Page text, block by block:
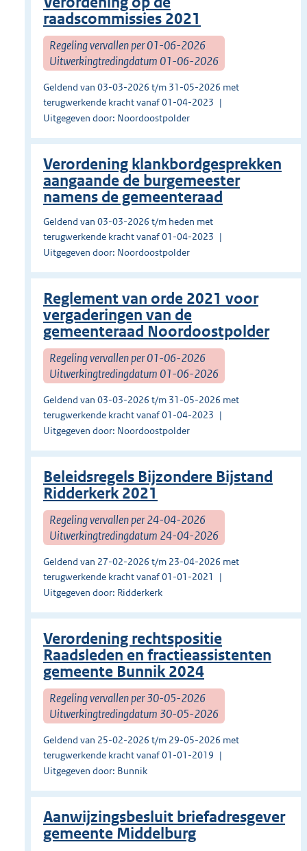
raadscommissies 2021
Regeling vervallen per 01-06-2026
Uitwerkingtredingdatum 01-06-2026
Geldend van 03-03-2026 t/m 31-05-2026 met
terugwerkende kracht vanaf 01-04-2023
Uitgegeven door: Noordoostpolder
Verordening klankbordgesprekken
aangaande de burgemeester
namens de gemeenteraad
Geldend van 03-03-2026 t/m heden met
terugwerkende kracht vanaf 01-04-2023
Uitgegeven door: Noordoostpolder
Reglement van orde 2021 voor
vergaderingen van de
gemeenteraad Noordoostpolder
Regeling vervallen per 01-06-2026
Uitwerkingtredingdatum 01-06-2026
Geldend van 03-03-2026 t/m 31-05-2026 met
terugwerkende kracht vanaf 01-04-2023
Uitgegeven door: Noordoostpolder
Beleidsregels Bijzondere Bijstand
Ridderkerk 2021
Regeling vervallen per 24-04-2026
Uitwerkingtredingdatum 24-04-2026
Geldend van 27-02-2026 t/m 23-04-2026 met
terugwerkende kracht vanaf 01-01-2021
Uitgegeven door: Ridderkerk
Verordening rechtspositie
Raadsleden en fractieassistenten
gemeente Bunnik 2024
Regeling vervallen per 30-05-2026
Uitwerkingtredingdatum 30-05-2026
Geldend van 25-02-2026 t/m 29-05-2026 met
terugwerkende kracht vanaf 01-01-2019
Uitgegeven door: Bunnik
Aanwijzingsbesluit briefadresgever
gemeente Middelburg